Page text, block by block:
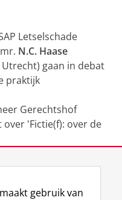
Letselschade
N.C. Haase
gaan in debat
praktijk
Gerechtshof
'Fictie(f): over de
2023 10:22
gebruik van